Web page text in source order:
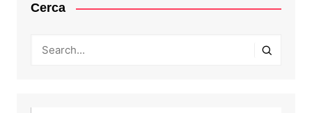
Cerca